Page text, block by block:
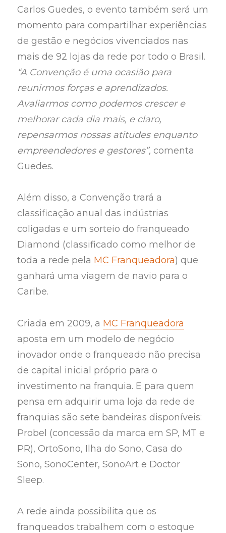
Carlos Guedes, o evento também será um
momento para compartilhar experiências
de gestão e negócios vivenciados nas
mais de 92 lojas da rede por todo o Brasil.
“A Convenção é uma ocasião para
reunirmos forças e aprendizados.
Avaliarmos como podemos crescer e
melhorar cada dia mais, e claro,
repensarmos nossas atitudes enquanto
empreendedores e gestores”, comenta
Guedes.
Além disso, a Convenção trará a
classificação anual das indústrias
coligadas e um sorteio do franqueado
Diamond (classificado como melhor de
toda a rede pela MC Franqueadora) que
ganhará uma viagem de navio para o
Caribe.
Criada em 2009, a MC Franqueadora
aposta em um modelo de negócio
inovador onde o franqueado não precisa
de capital inicial próprio para o
investimento na franquia. E para quem
pensa em adquirir uma loja da rede de
franquias são sete bandeiras disponíveis:
Probel (concessão da marca em SP, MT e
PR), OrtoSono, Ilha do Sono, Casa do
Sono, SonoCenter, SonoArt e Doctor
Sleep.
A rede ainda possibilita que os
franqueados trabalhem com o estoque